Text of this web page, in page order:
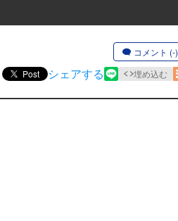
コメント (-)
Post シェアする 埋め込む